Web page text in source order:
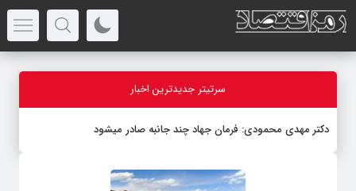
سرتیتر جدیدترین اخبار
دکتر مهدى محمودى: فرمان جهاد چند جانبه صادر میشود